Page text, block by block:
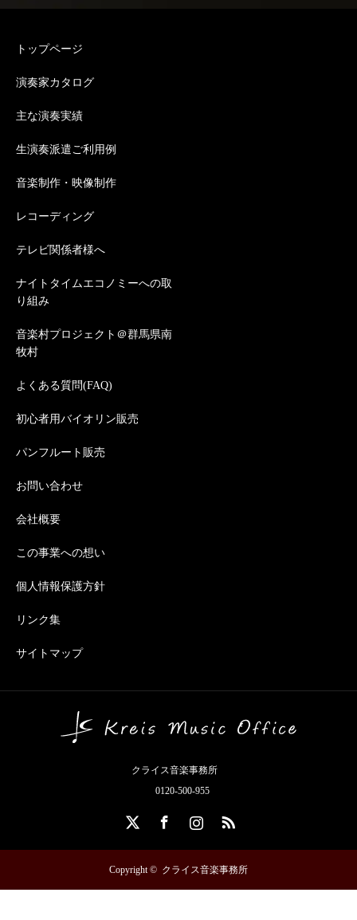
トップページ
演奏家カタログ
主な演奏実績
生演奏派遣ご利用例
音楽制作・映像制作
レコーディング
テレビ関係者様へ
ナイトタイムエコノミーへの取
り組み
音楽村プロジェクト＠群馬県南
牧村
よくある質問(FAQ)
初心者用バイオリン販売
パンフルート販売
お問い合わせ
会社概要
この事業への想い
個人情報保護方針
リンク集
サイトマップ
クライス音楽事務所
0120-500-955
InstagramRSS
Copyright © クライス音楽事務所